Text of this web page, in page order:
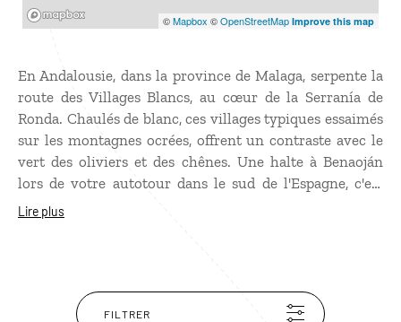
©Mapbox ©OpenStreetMap Improve this map
En Andalousie, dans la province de Malaga, serpente la
route des Villages Blancs, au cœur de la Serranía de
Ronda. Chaulés de blanc, ces villages typiques essaimés
sur les montagnes ocrées, offrent un contraste avec le
vert des oliviers et des chênes. Une halte à Benaoján
lors de votre autotour dans le sud de l'Espagne, c'est
aussi remonter au temps de la Préhistoire en visitant la
avant notre ère. Tout proche, le parc naturel de la
Sierra de Grazalema offre aux randonneurs de
Lire plus
FILTRER